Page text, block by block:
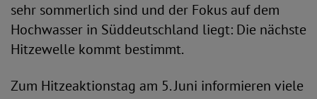
sehr sommerlich sind und der Fokus auf dem
Hochwasser in Süddeutschland liegt: Die nächste
Hitzewelle kommt bestimmt.
Zum Hitzeaktionstag am 5. Juni informieren viele